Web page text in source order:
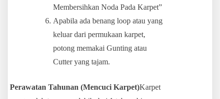
Membersihkan Noda Pada Karpet”
Apabila ada benang loop atau yang
keluar dari permukaan karpet,
potong memakai Gunting atau
Cutter yang tajam.
Perawatan Tahunan (Mencuci Karpet)Karpet